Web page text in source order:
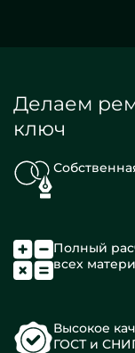
Делаем
ключ
Полный
всех
Высокое
ГОСТ и